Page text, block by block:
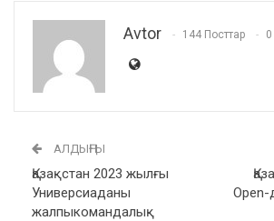
Avtor 144 Посттар
АЛДЫҢҒЫ
Қазақстан 2023 жылғы
Универсиаданы
жалпыкомандалық